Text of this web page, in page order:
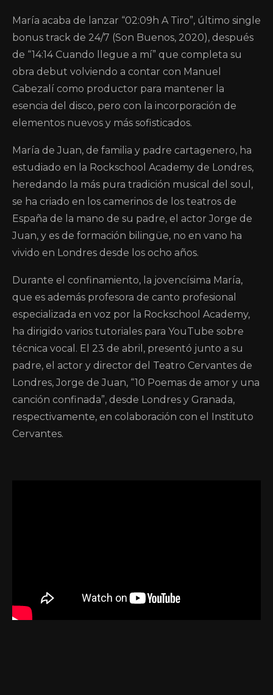
María acaba de lanzar “02:09h A Tiro”, último single
bonus track de 24/7 (Son Buenos, 2020), después
de “14:14 Cuando llegue a mí” que completa su
obra debut volviendo a contar con Manuel
Cabezalí como productor para mantener la
esencia del disco, pero con la incorporación de
elementos nuevos y más sofisticados.
María de Juan, de familia y padre cartagenero, ha
estudiado en la Rockschool Academy de Londres,
heredando la más pura tradición musical del soul,
se ha criado en los camerinos de los teatros de
España de la mano de su padre, el actor Jorge de
Juan, y es de formación bilingüe, no en vano ha
vivido en Londres desde los ocho años.
Durante el confinamiento, la jovencísima María,
que es además profesora de canto profesional
especializada en voz por la Rockschool Academy,
ha dirigido varios tutoriales para YouTube sobre
técnica vocal. El 23 de abril, presentó junto a su
padre, el actor y director del Teatro Cervantes de
Londres, Jorge de Juan, “10 Poemas de amor y una
canción confinada”, desde Londres y Granada,
respectivamente, en colaboración con el Instituto
Cervantes.